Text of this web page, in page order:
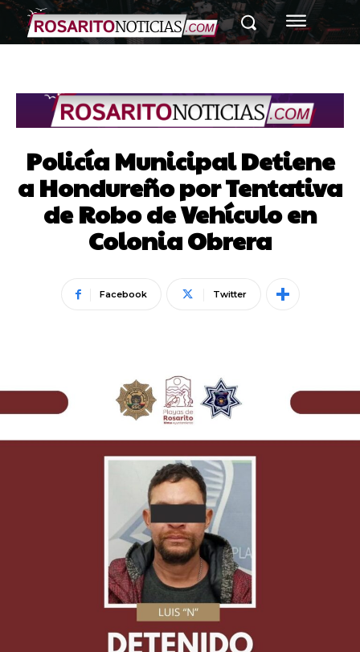
Policía Municipal Detiene
a Hondureño por Tentativa
de Robo de Vehículo en
Colonia Obrera
Facebook Twitter